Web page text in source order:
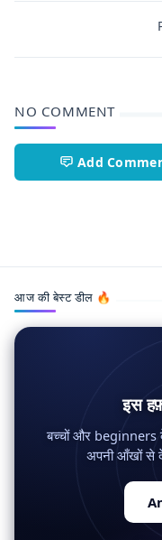
NO COMMENT
Add
आज की बेस्ट डील 🔥
इस
बच्चों और beginners
अपनी आँखों से